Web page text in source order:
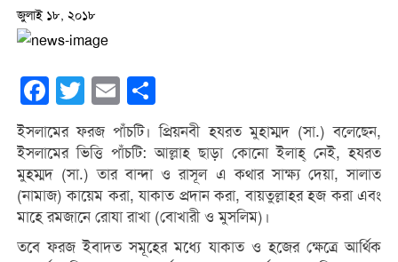
জুলাই ১৮, ২০১৮
Facebook
Twitter Email
ইসলামের ফরজ পাঁচটি। প্রিয়নবী হযরত মুহাম্মদ (সা.) বলেছেন,
ইসলামের ভিত্তি পাঁচটি: আল্লাহ ছাড়া কোনো ইলাহ্ নেই, হযরত
মুহম্মদ (সা.) তার বান্দা ও রাসূল এ কথার সাক্ষ্য দেয়া, সালাত
(নামাজ) কায়েম করা, যাকাত প্রদান করা, বায়তুল্লাহর হজ করা এবং
মাহে রমজানে রোযা রাখা (বোখারী ও মুসলিম)।
তবে ফরজ ইবাদত সমূহের মধ্যে যাকাত ও হজের ক্ষেত্রে আর্থিক